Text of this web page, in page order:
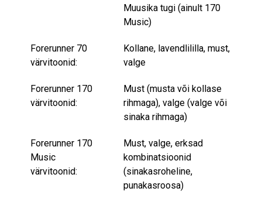
Muusika tugi (ainult 170
Music)
Forerunner 70
värvitoonid:
Kollane, lavendlililla, must,
valge
Forerunner 170
värvitoonid:
Must (musta või kollase
rihmaga), valge (valge või
sinaka rihmaga)
Forerunner 170
Music
värvitoonid:
Must, valge, erksad
kombinatsioonid
(sinakasroheline,
punakasroosa)